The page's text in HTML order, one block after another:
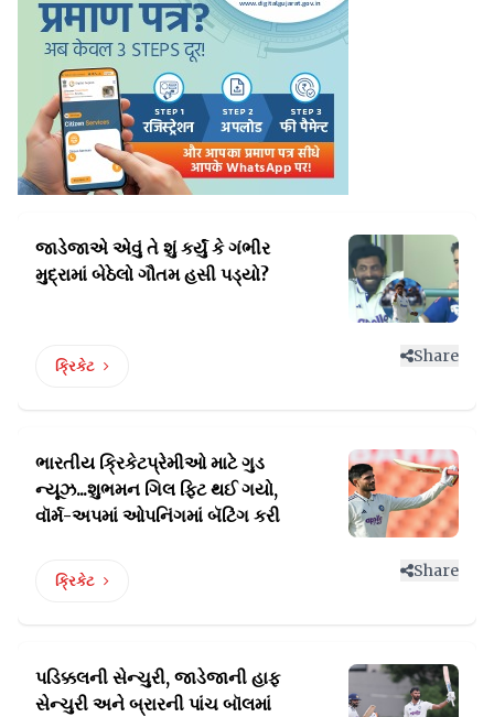
જાડેજાએ એવું તે શું કર્યું કે ગંભીર
મુદ્રામાં બેઠેલો ગૌતમ હસી પડ્યો?
ક્રિકેટ
Share
ભારતીય ક્રિકેટપ્રેમીઓ માટે ગુડ
ન્યૂઝ...શુભમન ગિલ ફિટ થઈ ગયો,
વૉર્મ-અપમાં ઓપનિંગમાં બૅટિંગ કરી
ક્રિકેટ
Share
પડિક્કલની સેન્ચુરી, જાડેજાની હાફ
સેન્ચુરી અને બ્રારની પાંચ બૉલમાં